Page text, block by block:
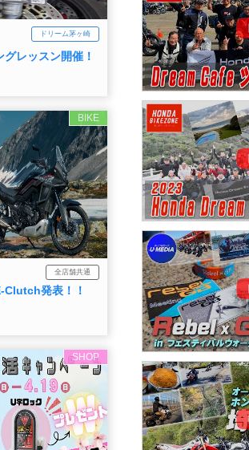
ドリーム茅ヶ崎
レッスン開催！
BIKE
全店舗共通
Clutch発表！！
SHOP